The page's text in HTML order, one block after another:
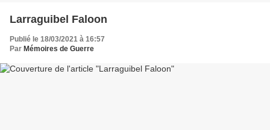
Larraguibel Faloon
Publié le 18/03/2021 à 16:57
Par Mémoires de Guerre